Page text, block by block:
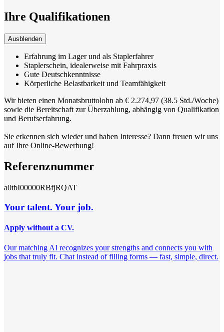
Ihre Qualifikationen
Ausblenden
Erfahrung im Lager und als Staplerfahrer
Staplerschein, idealerweise mit Fahrpraxis
Gute Deutschkenntnisse
Körperliche Belastbarkeit und Teamfähigkeit
Wir bieten einen Monatsbruttolohn ab € 2.274,97 (38.5 Std./Woche)
sowie die Bereitschaft zur Überzahlung, abhängig von Qualifikation
und Berufserfahrung.
Sie erkennen sich wieder und haben Interesse? Dann freuen wir uns
auf Ihre Online-Bewerbung!
Referenznummer
a0tbI00000RBfjRQAT
Your talent. Your job.
Apply without a CV.
Our matching AI recognizes your strengths and connects you with
jobs that truly fit. Chat instead of filling forms — fast, simple, direct.